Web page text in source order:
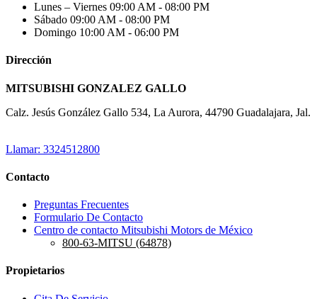
Lunes – Viernes 09:00 AM - 08:00 PM
Sábado 09:00 AM - 08:00 PM
Domingo 10:00 AM - 06:00 PM
Dirección
MITSUBISHI GONZALEZ GALLO
Calz. Jesús González Gallo 534, La Aurora, 44790 Guadalajara, Jal.
Llamar: 3324512800
Contacto
Preguntas Frecuentes
Formulario De Contacto
Centro de contacto Mitsubishi Motors de México
800-63-MITSU (64878)
Propietarios